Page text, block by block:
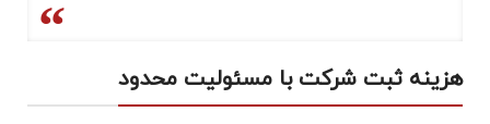
هزینه ثبت شرکت با مسئولیت محدود